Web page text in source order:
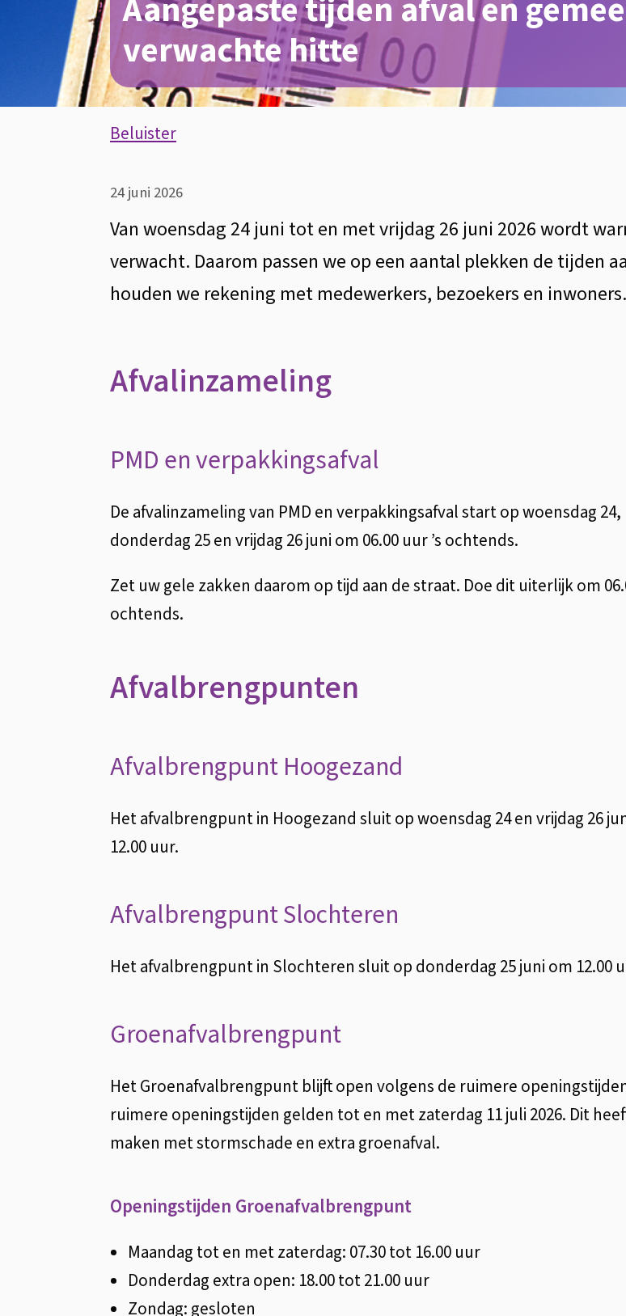
Aangepaste tijden afval en
verwachte hitte
Assistentie
Beluister
Aangepaste
gemeentelijke
verwachte
24 juni 2026
Van woensdag 24 juni tot en met vrijdag 26 juni 2026 wordt
verwacht. Daarom passen we op een aantal plekken de tijden
houden we rekening met medewerkers, bezoekers en inwoners.
Afvalinzameling
PMD en verpakkingsafval
De afvalinzameling van PMD en verpakkingsafval start op woensdag 24,
donderdag 25 en vrijdag 26 juni om 06.00 uur ’s ochtends.
Zet uw gele zakken daarom op tijd aan de straat. Doe dit uiterlijk om
ochtends.
Afvalbrengpunten
Afvalbrengpunt Hoogezand
Het afvalbrengpunt in Hoogezand sluit op woensdag 24 en vrijdag 26
12.00 uur.
Afvalbrengpunt Slochteren
Het afvalbrengpunt in Slochteren sluit op donderdag 25 juni om 12.00
Groenafvalbrengpunt
Het Groenafvalbrengpunt blijft open volgens de ruimere
ruimere openingstijden gelden tot en met zaterdag 11 juli 2026. Dit
maken met stormschade en extra groenafval.
Openingstijden Groenafvalbrengpunt
Maandag tot en met zaterdag: 07.30 tot 16.00 uur
Donderdag extra open: 18.00 tot 21.00 uur
Zondag: gesloten